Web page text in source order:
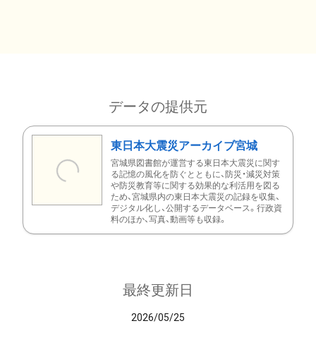
データの提供元
東日本大震災アーカイブ宮城
宮城県図書館が運営する東日本大震災に関す
る記憶の風化を防ぐとともに、防災・減災対策
や防災教育等に関する効果的な利活用を図る
ため、宮城県内の東日本大震災の記録を収集、
デジタル化し、公開するデータベース。行政資
料のほか、写真、動画等も収録。
最終更新日
2026/05/25